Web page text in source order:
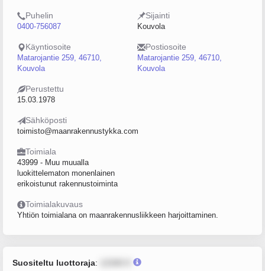
Puhelin
0400-756087
Sijainti
Kouvola
Käyntiosoite
Matarojantie 259, 46710,
Kouvola
Postiosoite
Matarojantie 259, 46710,
Kouvola
Perustettu
15.03.1978
Sähköposti
toimisto@maanrakennustykka.com
Toimiala
43999 - Muu muualla
luokittelematon monenlainen
erikoistunut rakennustoiminta
Toimialakuvaus
Yhtiön toimialana on maanrakennusliikkeen harjoittaminen.
Suositeltu luottoraja: